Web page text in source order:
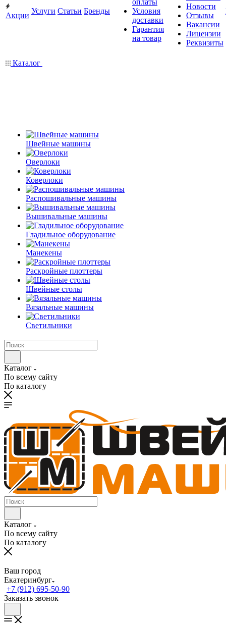
Акции
Услуги Статьи Бренды
оплаты
Условия
доставки
Гарантия
на товар
Новости
Отзывы
Вакансии
Лицензии
Реквизиты
Каталог
Швейные машины
Оверлоки
Коверлоки
Распошивальные машины
Вышивальные машины
Гладильное оборудование
Манекены
Раскройные плоттеры
Швейные столы
Вязальные машины
Светильники
Каталог
По всему сайту
По каталогу
Каталог
По всему сайту
По каталогу
Ваш город
Екатеринбург
+7 (912) 695-50-90
Заказать звонок